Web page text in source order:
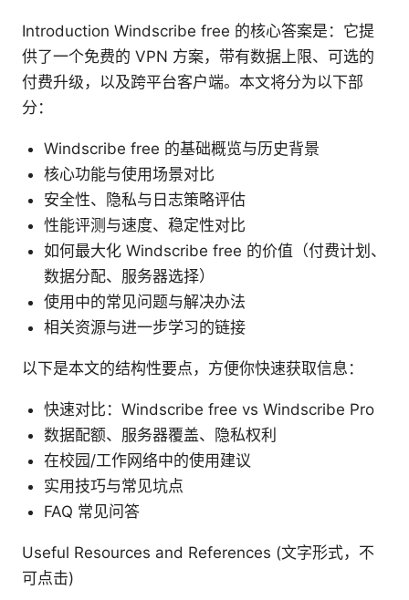
Introduction Windscribe free 的核心答案是：它提
供了一个免费的 VPN 方案，带有数据上限、可选的
付费升级，以及跨平台客户端。本文将分为以下部
分：
Windscribe free 的基础概览与历史背景
核心功能与使用场景对比
安全性、隐私与日志策略评估
性能评测与速度、稳定性对比
如何最大化 Windscribe free 的价值（付费计划、
数据分配、服务器选择）
使用中的常见问题与解决办法
相关资源与进一步学习的链接
以下是本文的结构性要点，方便你快速获取信息：
快速对比：Windscribe free vs Windscribe Pro
数据配额、服务器覆盖、隐私权利
在校园/工作网络中的使用建议
实用技巧与常见坑点
FAQ 常见问答
Useful Resources and References (文字形式，不
可点击)